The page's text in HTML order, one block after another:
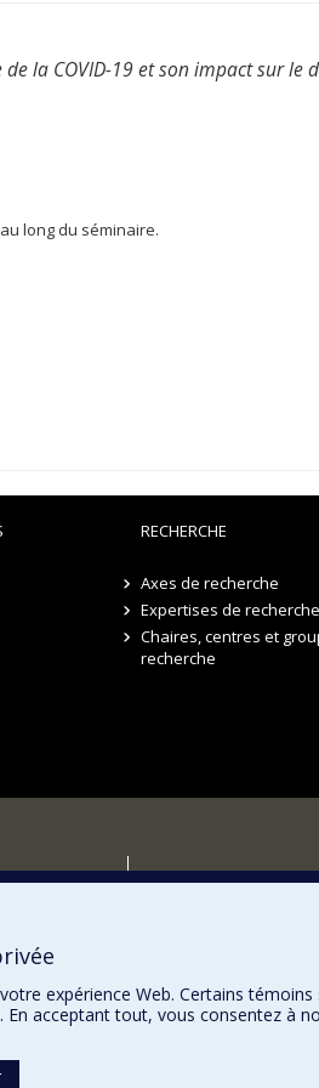
la COVID-19 et son impact sur le
long du séminaire.
RECHERCHE
Axes de recherche
Expertises de recherche
Chaires, centres et
recherche
expérience Web. Certains
En acceptant tout, vous consentez à